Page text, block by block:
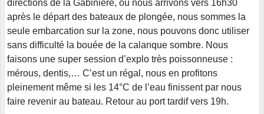
directions de la Gabinière, où nous arrivons vers 16h30
après le départ des bateaux de plongée, nous sommes la
seule embarcation sur la zone, nous pouvons donc utiliser
sans difficulté la bouée de la calanque sombre. Nous
faisons une super session d’explo très poissonneuse :
mérous, dentis,… C’est un régal, nous en profitons
pleinement même si les 14°C de l’eau finissent par nous
faire revenir au bateau. Retour au port tardif vers 19h.